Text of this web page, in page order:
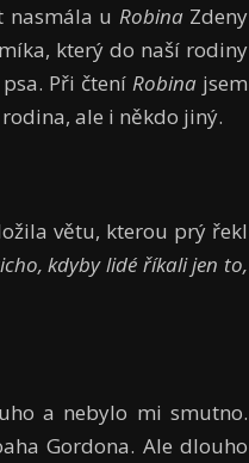
nasmála u RobinaZdeny
který do naší rodiny
Při čtení Robina jsem
ale i někdo jiný.
větu, kterou prý řekl
kdyby lidé říkali jen to,
a nebylo mi smutno.
Gordona. Ale dlouho